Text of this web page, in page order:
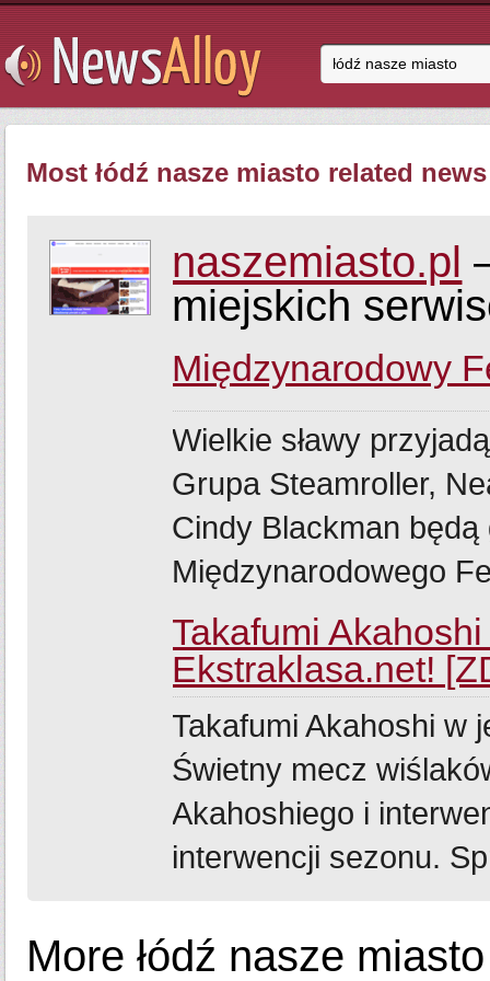
Most łódź nasze miasto related
naszemiasto.pl
miejskich
Międzynarodowy
Wielkie sławy
Grupa Steamroller,
Cindy Blackman
Międzynarodowego
Takafumi
Ekstraklasa.net!
Takafumi Akahoshi w
Świetny mecz
Akahoshiego i
interwencji sezonu.
More łódź nasze